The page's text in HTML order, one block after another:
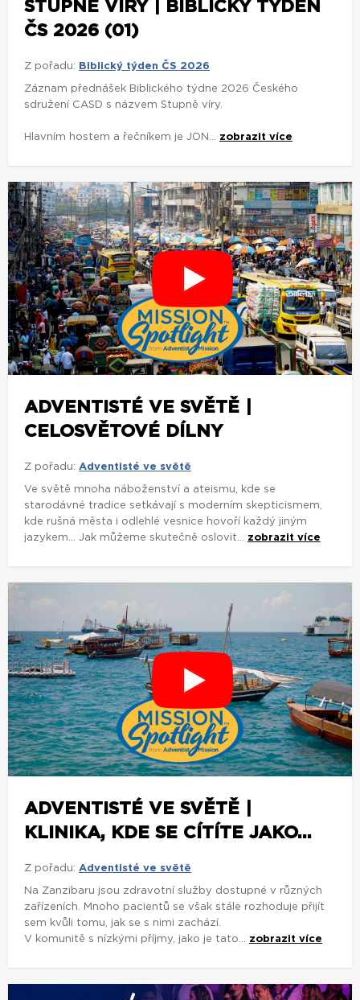
STUPNĚ VÍRY | BIBLICKÝ TÝDEN
ČS 2026 (01)
Z pořadu: Biblický týden ČS 2026
Záznam přednášek Biblického týdne 2026 Českého
sdružení CASD s názvem Stupně víry.
Hlavním hostem a řečníkem je JON... zobrazit více
ADVENTISTÉ VE SVĚTĚ |
CELOSVĚTOVÉ DÍLNY
Z pořadu: Adventisté ve světě
Ve světě mnoha náboženství a ateismu, kde se
starodávné tradice setkávají s moderním skepticismem,
kde rušná města i odlehlé vesnice hovoří každý jiným
jazykem... Jak můžeme skutečně oslovit... zobrazit více
ADVENTISTÉ VE SVĚTĚ |
KLINIKA, KDE SE CÍTÍTE JAKO...
Z pořadu: Adventisté ve světě
Na Zanzibaru jsou zdravotní služby dostupné v různých
zařízeních. Mnoho pacientů se však stále rozhoduje přijít
sem kvůli tomu, jak se s nimi zachází.
V komunitě s nízkými příjmy, jako je tato... zobrazit více